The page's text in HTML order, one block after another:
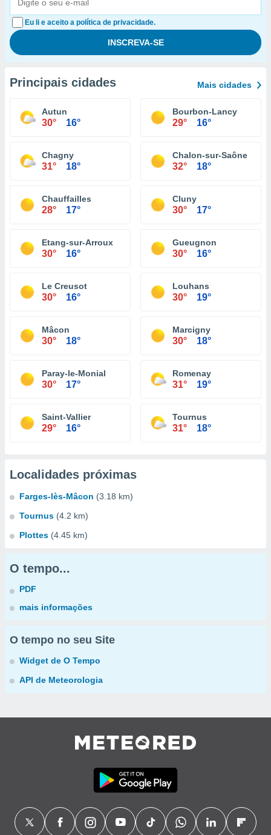
Eu li e aceito a política de privacidade.
Principais cidades Mais cidades
Autun
30° 16°
Bourbon-Lancy
29° 16°
Chagny
31° 18°
Chalon-sur-Saône
32° 18°
Chauffailles
28° 17°
Cluny
30° 17°
Etang-sur-Arroux
30° 16°
Gueugnon
30° 16°
Le Creusot
30° 16°
Louhans
30° 19°
Mâcon
30° 18°
Marcigny
30° 18°
Paray-le-Monial
30° 17°
Romenay
31° 19°
Saint-Vallier
29° 16°
Tournus
31° 18°
Localidades próximas
Farges-lès-Mâcon (3.18 km)
Tournus (4.2 km)
Plottes (4.45 km)
O tempo...
PDF
mais informações
O tempo no seu Site
Widget de O Tempo
API de Meteorologia